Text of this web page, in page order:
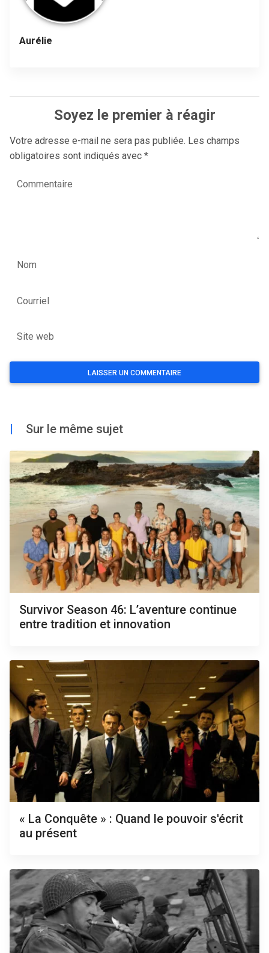
Aurélie
Soyez le premier à réagir
Votre adresse e-mail ne sera pas publiée. Les champs
obligatoires sont indiqués avec *
Commentaire
Nom
Courriel
Site web
| Sur le même sujet
Survivor Season 46: L’aventure continue
entre tradition et innovation
« La Conquête » : Quand le pouvoir s'écrit
au présent